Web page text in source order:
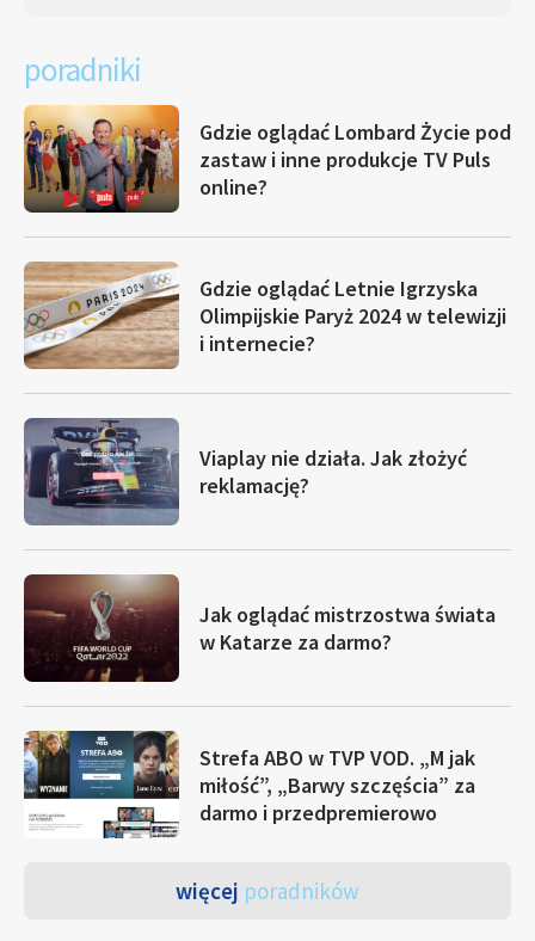
poradniki
Gdzie oglądać Lombard Życie pod
zastaw i inne produkcje TV Puls
online?
Gdzie oglądać Letnie Igrzyska
Olimpijskie Paryż 2024 w telewizji
i internecie?
Viaplay nie działa. Jak złożyć
reklamację?
Jak oglądać mistrzostwa świata
w Katarze za darmo?
Strefa ABO w TVP VOD. „M jak
miłość”, „Barwy szczęścia” za
darmo i przedpremierowo
więcej poradników